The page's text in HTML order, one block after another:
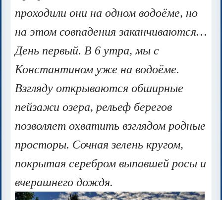
проходили они на одном водоёме, но
на этом совпадения заканчиваются…
День первый. В 6 утра, мы с
Константином уже на водоёме.
Взгляду открываются обширные
пейзажиозера, рельеф берегов
позволяет охватить взглядом родные
просторы. Сочная зелень кругом,
покрытая серебром выпавшей росы и
вчерашнего дождя.